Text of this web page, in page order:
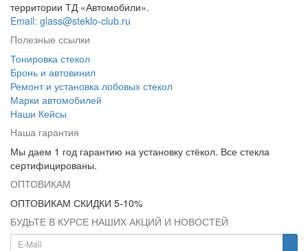
территории ТД «Автомобили».
Email: glass@steklo-club.ru
Полезные ссылки
Тонировка стекол
Бронь и автовинил
Ремонт и установка лобовых стекол
Марки автомобилей
Наши Кейсы
Наша гарантия
Мы даем 1 год гарантию на установку стёкол. Все стекла
сертифицированы.
ОПТОВИКАМ
ОПТОВИКАМ СКИДКИ 5-10%
БУДЬТЕ В КУРСЕ НАШИХ АКЦИЙ И НОВОСТЕЙ